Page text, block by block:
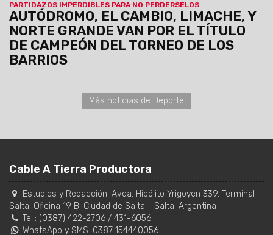
PARTIDAZOS IMPERDIBLES PARA NO PERDERSELOS
AUTÓDROMO, EL CAMBIO, LIMACHE, Y
NORTE GRANDE VAN POR EL TÍTULO
DE CAMPEÓN DEL TORNEO DE LOS
BARRIOS
Más noticias de Deporte
Cable A Tierra Productora
Estudios y Redacción: Avda. Hipólito Yrigoyen 339. Terminal
Salta, Oficina 19 B, Ciudad de Salta - Salta, Argentina
Tel.: (0387) 422-2706 / 431-6056
WhatsApp y SMS: 0387 154440056